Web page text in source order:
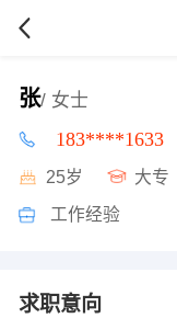
张/ 女士
183****1633
25岁 大专
工作经验
求职意向